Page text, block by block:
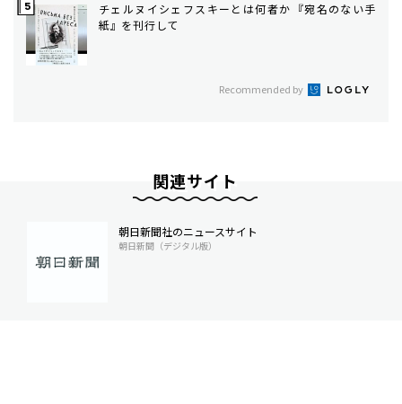
チェルヌイシェフスキーとは何者か――『宛名のない手
紙』を刊行して
Recommended by
関連サイト
朝日新聞社のニュースサイト
朝日新聞（デジタル版）